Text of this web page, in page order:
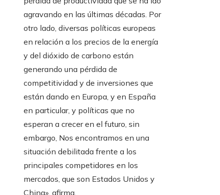
agravando en las últimas décadas. Por
otro lado, diversas políticas europeas
en relación a los precios de la energía
y del dióxido de carbono están
generando una pérdida de
competitividad y de inversiones que
están dando en Europa, y en España
en particular, y políticas que no
esperan a crecer en el futuro, sin
embargo, Nos encontramos en una
situación debilitada frente a los
principales competidores en los
mercados, que son Estados Unidos y
China», afirma.